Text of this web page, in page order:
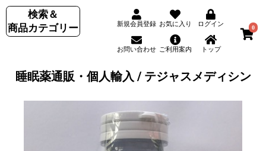
検索＆
商品カテゴリー
新規会員登録 お気に入り ログイン
お問い合わせ ご利用案内 トップ
0
睡眠薬通販・個人輸入 / テジャスメディシン